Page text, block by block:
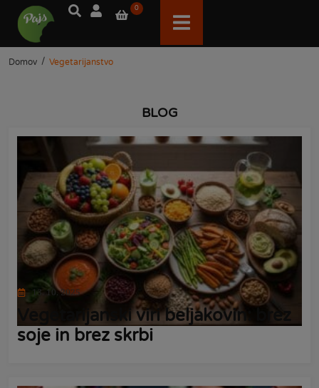
0
Domov / Vegetarijanstvo
BLOG
13. 10. 2025
Vegetarijanski viri beljakovin: brez
soje in brez skrbi